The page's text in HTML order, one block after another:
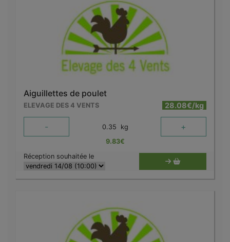
Aiguillettes de poulet
ELEVAGE DES 4 VENTS 28.08€/kg
- 0.35 kg +
9.83€
Réception souhaitée le